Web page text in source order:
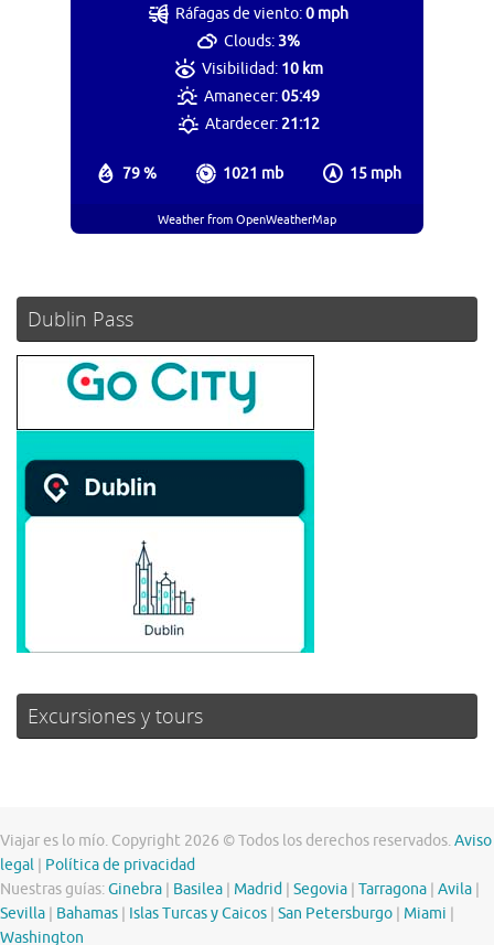
79 % 1021 mb 15 mph
Ráfagas de viento:0 mph
Clouds:3%
Visibilidad: 10 km
Amanecer:05:49
Atardecer:21:12
Weather from OpenWeatherMap
Dublin Pass
Excursiones y tours
Viajar es lo mío. Copyright 2026 © Todos los derechos reservados.Aviso
legal
Política de privacidad
Nuestras guías:Ginebra Basilea Madrid Segovia Tarragona Avila
Sevilla
Bahamas Islas Turcas y Caicos San Petersburgo Miami
Washington